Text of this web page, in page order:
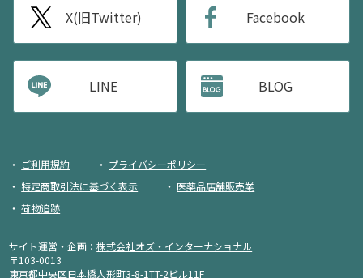
X(旧Twitter) Facebook
LINE BLOG
ご利用規約
プライバシーポリシー
特定商取引法に基づく表示
医薬品店舗販売業
荷物追跡
サイト運営・企画：株式会社オズ・インターナショナル
〒103-0013
東京都中央区日本橋人形町3-8-1TT-2ビル11F